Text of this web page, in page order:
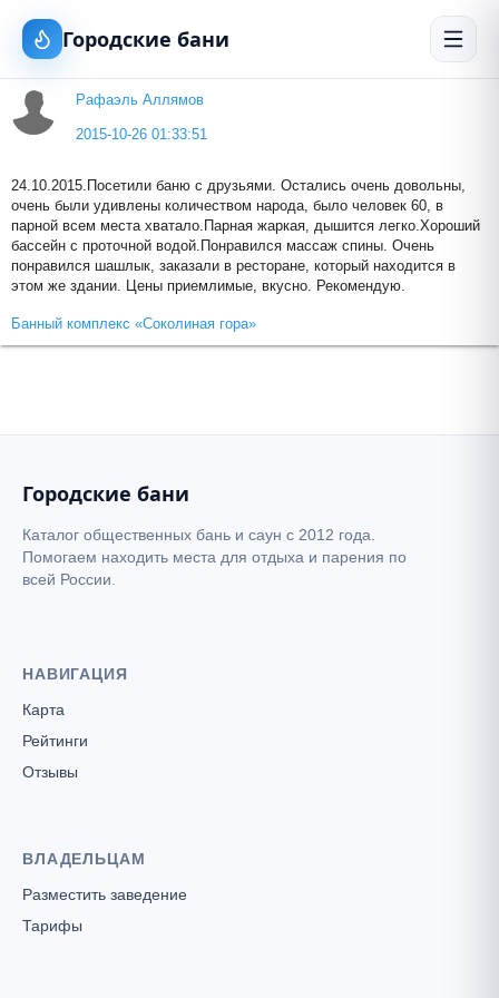
Городские бани
Рафаэль Аллямов
2015-10-26 01:33:51
24.10.2015.Посетили баню с друзьями. Остались очень довольны,
очень были удивлены количеством народа, было человек 60, в
парной всем места хватало.Парная жаркая, дышится легко.Хороший
бассейн с проточной водой.Понравился массаж спины. Очень
понравился шашлык, заказали в ресторане, который находится в
этом же здании. Цены приемлимые, вкусно. Рекомендую.
Банный комплекс «Соколиная гора»
Городские бани
Каталог общественных бань и саун с 2012 года.
Помогаем находить места для отдыха и парения по
всей России.
НАВИГАЦИЯ
Карта
Рейтинги
Отзывы
ВЛАДЕЛЬЦАМ
Разместить заведение
Тарифы